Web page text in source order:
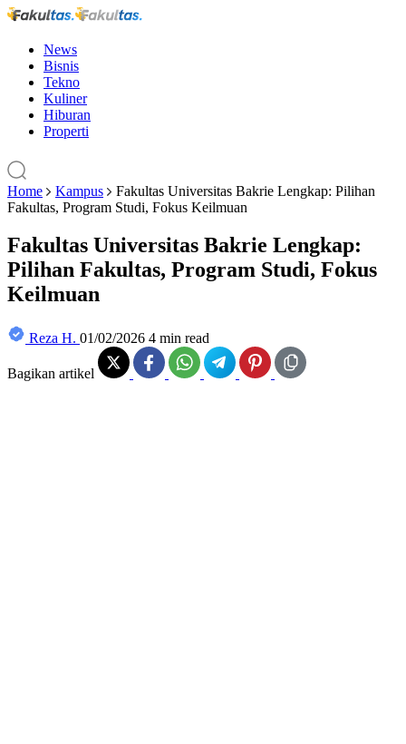
News
Bisnis
Tekno
Kuliner
Hiburan
Properti
Home Kampus
Fakultas Universitas Bakrie Lengkap: Pilihan
Fakultas, Program Studi, Fokus Keilmuan
Fakultas Universitas Bakrie Lengkap:
Pilihan Fakultas, Program Studi, Fokus
Keilmuan
Reza H. 01/02/2026 4 min read
Bagikan artikel